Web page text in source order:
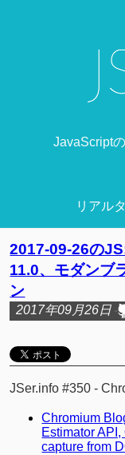
JavaScript
リアル
2017-09-26の
11.0、モダンブ
ン
2017年09月26日
JSer.info #350 -
Chromium
Estimator
capture from